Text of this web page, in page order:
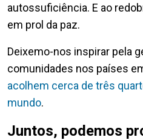
autossuficiência. E ao
em prol da paz.
Deixemo-nos inspirar pela
comunidades nos países
acolhem cerca de três
mundo.
Juntos, podemos